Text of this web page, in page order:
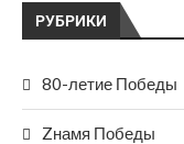
РУБРИКИ
80-летие Победы
Zнамя Победы